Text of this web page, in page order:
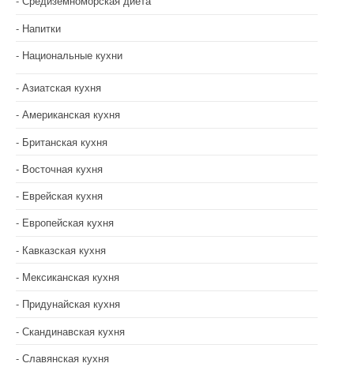
я
мНапитки
Национальные кухни
Азиатская кухня
Американская кухня
Британская кухня
Восточная кухня
Еврейская кухня
Европейская кухня
Кавказская кухня
Мексиканская кухня
Придунайская кухня
Скандинавская кухня
Славянская кухня